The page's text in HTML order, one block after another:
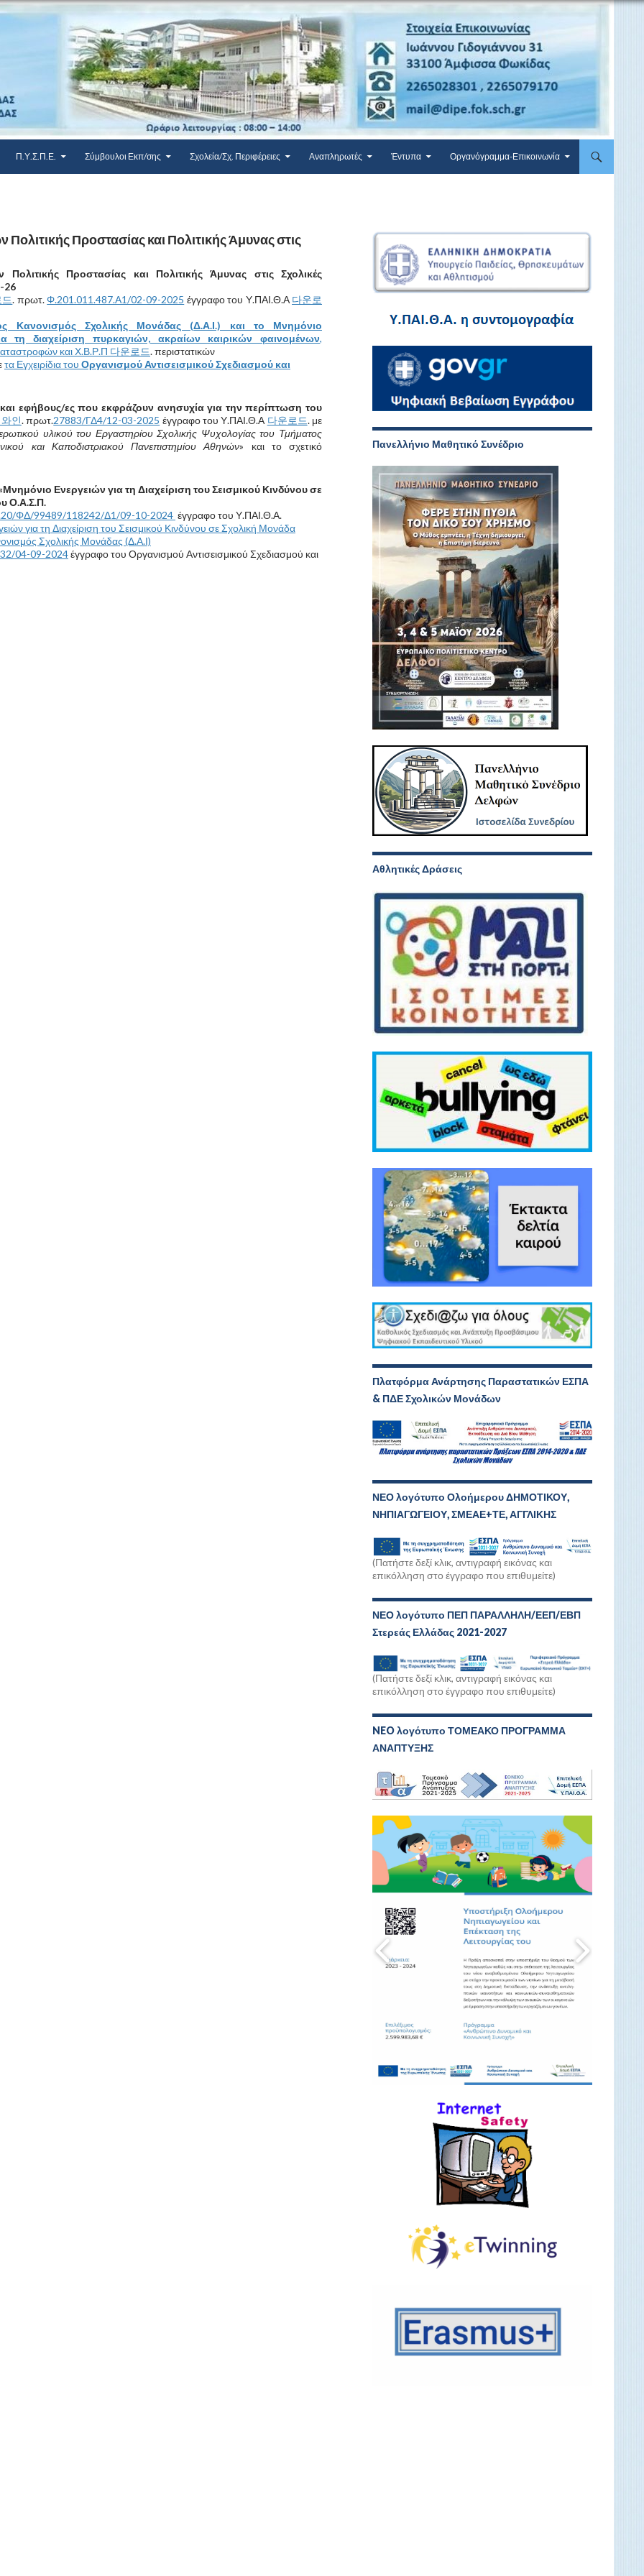
Π.Υ.Σ.Π.Ε. Σύμβουλοι Εκπ/σης Σχολεία/Σχ. Περιφέρειες Αναπληρωτές Έντυπα Οργανόγραμμα-Επικοινωνία
Προστασίας και Πολιτικής Άμυνας στις
Προστασίας και Πολιτικής Άμυνας στις Σχολικές
26
드. πρωτ.Φ.201.011.487.Α1/02-09-2025 έγγραφο του Υ.ΠΑΙ.Θ.Α 다운로
Κανονισμός Σχολικής Μονάδας (Δ.Α.Ι.) και το Μνημόνιο
τη διαχείριση πυρκαγιών, ακραίων καιρικών φαινομένων,
και Χ.Β.Ρ.Π 다운로드. περιστατικών
τα Εγχειρίδια του Οργανισμού Αντισεισμικού Σχεδιασμού και
και εφήβους/ες που εκφράζουν ανησυχία για την περίπτωση του
인. πρωτ.27883/ΓΔ4/12-03-2025 έγγραφο του Υ.ΠΑΙ.Θ.Α 다운로드. με
υλικού του Εργαστηρίου Σχολικής Ψυχολογίας του Τμήματος
και Καποδιστριακού Πανεπιστημίου Αθηνών» και το σχετικό
Ενεργειών για τη Διαχείριση του Σεισμικού Κινδύνου σε
Ο.Α.Σ.Π.
ΦΔ/99489/118242/Δ1/09-10-2024 έγγραφο του Υ.ΠΑΙ.Θ.Α.
για τη Διαχείριση του Σεισμικού Κινδύνου σε Σχολική Μονάδα
Σχολικής Μονάδας (Δ.Α.Ι)
04-09-2024έγγραφο του Οργανισμού Αντισεισμικού Σχεδιασμού και
Πανελλήνιο Μαθητικό Συνέδριο
Αθλητικές Δράσεις
Πλατφόρμα Ανάρτησης Παραστατικών ΕΣΠΑ
& ΠΔΕ Σχολικών Μονάδων
ΝΕΟ λογότυπο Ολοήμερου ΔΗΜΟΤΙΚΟΥ,
ΝΗΠΙΑΓΩΓΕΙΟΥ, ΣΜΕΑΕ+ΤΕ, ΑΓΓΛΙΚΗΣ
(Πατήστε δεξί κλικ, αντιγραφή εικόνας και
επικόλληση στο έγγραφο που επιθυμείτε)
ΝΕΟ λογότυπο ΠΕΠ ΠΑΡΑΛΛΗΛΗ/ΕΕΠ/ΕΒΠ
Στερεάς Ελλάδας 2021-2027
(Πατήστε δεξί κλικ, αντιγραφή εικόνας και
επικόλληση στο έγγραφο που επιθυμείτε)
NEO λογότυπο ΤΟΜΕΑΚΟ ΠΡΟΓΡΑΜΜΑ
ΑΝΑΠΤΥΞΗΣ